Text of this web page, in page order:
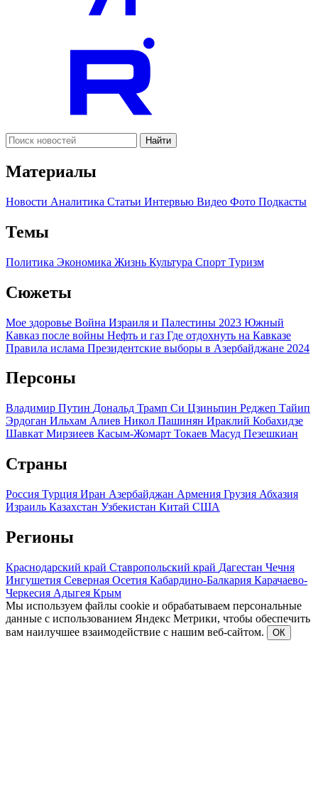
Найти
Материалы
Новости Аналитика Статьи Интервью Видео Фото Подкасты
Темы
Политика Экономика Жизнь Культура Спорт Туризм
Сюжеты
Мое здоровье Война Израиля и Палестины 2023 Южный
Кавказ после войны Нефть и газ Где отдохнуть на Кавказе
Правила ислама Президентские выборы в Азербайджане 2024
Персоны
Владимир Путин Дональд Трамп Си Цзиньпин Реджеп Тайип
Эрдоган Ильхам Алиев Никол Пашинян Ираклий Кобахидзе
Шавкат Мирзиеев Касым-Жомарт Токаев Масуд Пезешкиан
Страны
Россия Турция Иран Азербайджан Армения Грузия Абхазия
Израиль Казахстан Узбекистан Китай США
Регионы
Краснодарский край Ставропольский край Дагестан Чечня
Ингушетия Северная Осетия Кабардино-Балкария Карачаево-
Черкесия Адыгея Крым
Мы используем файлы cookie и обрабатываем персональные
данные с использованием Яндекс Метрики, чтобы обеспечить
вам наилучшее взаимодействие с нашим веб-сайтом.
ОК